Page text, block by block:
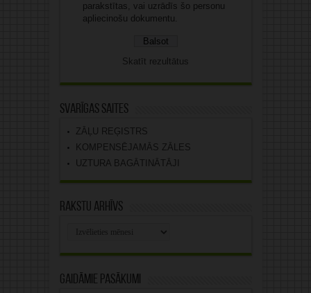
parakstītas, vai uzrādīs šo personu
apliecinošu dokumentu.
Skatīt rezultātus
Svarīgas saites
ZĀĻU REĢISTRS
KOMPENSĒJAMĀS ZĀLES
UZTURA BAGĀTINĀTĀJI
Rakstu arhīvs
Gaidāmie pasākumi